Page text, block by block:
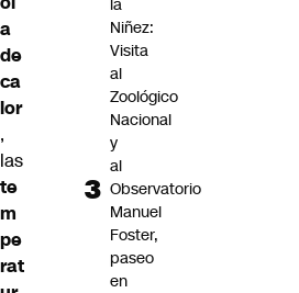
a
de
ca
lor
,
las
te
m
pe
rat
la
Niñez:
Visita
al
Zoológico
Nacional
y
al
Observatorio
Manuel
Foster,
paseo
en